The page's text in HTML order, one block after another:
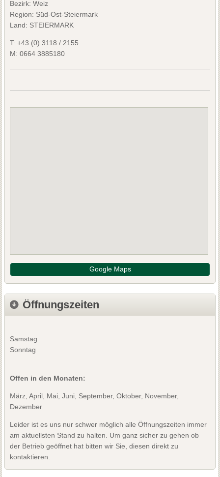
Bezirk: Weiz
Region: Süd-Ost-Steiermark
Land: STEIERMARK
T: +43 (0) 3118 / 2155
M: 0664 3885180
Google Maps
Öffnungszeiten
Samstag
Sonntag
Offen in den Monaten:
März, April, Mai, Juni, September, Oktober, November,
Dezember
Leider ist es uns nur schwer möglich alle Öffnungszeiten immer
am aktuellsten Stand zu halten. Um ganz sicher zu gehen ob
der Betrieb geöffnet hat bitten wir Sie, diesen direkt zu
kontaktieren.